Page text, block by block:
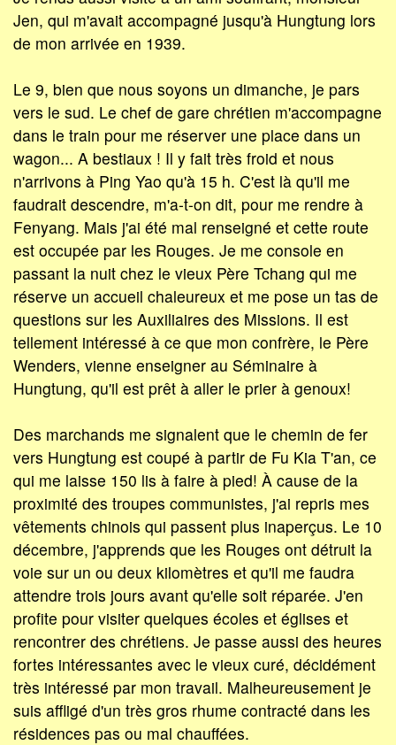
Jen, qui m'avait accompagné jusqu'à Hungtung lors
de mon arrivée en 1939.
Le 9, bien que nous soyons un dimanche, je pars
vers le sud. Le chef de gare chrétien m'accompagne
dans le train pour me réserver une place dans un
wagon... A bestiaux ! Il y fait très froid et nous
n'arrivons à Ping Yao qu'à 15 h. C'est là qu'il me
faudrait descendre, m'a-t-on dit, pour me rendre à
Fenyang. Mais j'ai été mal renseigné et cette route
est occupée par les Rouges. Je me console en
passant la nuit chez le vieux Père Tchang qui me
réserve un accueil chaleureux et me pose un tas de
questions sur les Auxiliaires des Missions. Il est
tellement intéressé à ce que mon confrère, le Père
Wenders, vienne enseigner au Séminaire à
Hungtung, qu'il est prêt à aller le prier à genoux!
Des marchands me signalent que le chemin de fer
vers Hungtung est coupé à partir de Fu Kia T'an, ce
qui me laisse 150 lis à faire à pied! À cause de la
proximité des troupes communistes, j'ai repris mes
vêtements chinois qui passent plus inaperçus. Le 10
décembre, j'apprends que les Rouges ont détruit la
voie sur un ou deux kilomètres et qu'il me faudra
attendre trois jours avant qu'elle soit réparée. J'en
profite pour visiter quelques écoles et églises et
rencontrer des chrétiens. Je passe aussi des heures
fortes intéressantes avec le vieux curé, décidément
très intéressé par mon travail. Malheureusement je
suis affligé d'un très gros rhume contracté dans les
résidences pas ou mal chauffées.